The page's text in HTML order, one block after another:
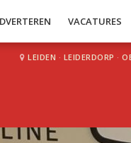
VACATURES
LEIDEN · LEIDERDORP ·